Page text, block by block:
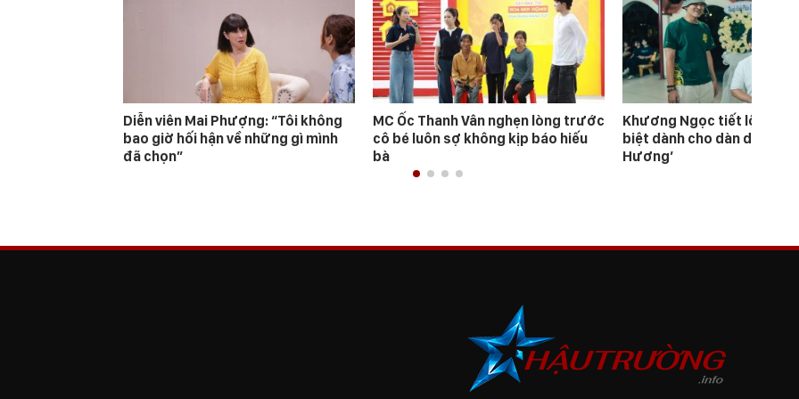
Diễn viên Mai Phượng: “Tôi không
bao giờ hối hận về những gì mình
đã chọn”
MC Ốc Thanh Vân nghẹn lòng trước
cô bé luôn sợ không kịp báo hiếu
bà
Khương Ngọc tiết lộ “bài
biệt dành cho dàn diễn viên
Hương’